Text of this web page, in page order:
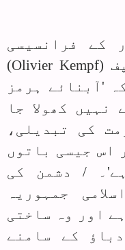
کے فرانسیسی
(
Olivier Kempf
)
'آبنائے ہرمز
کھولا جا
کی تبدیلی،
اس جیسی باتوں
/ دشمن کی
جمہوریہ
اور وہ ساختی
کے سامنے